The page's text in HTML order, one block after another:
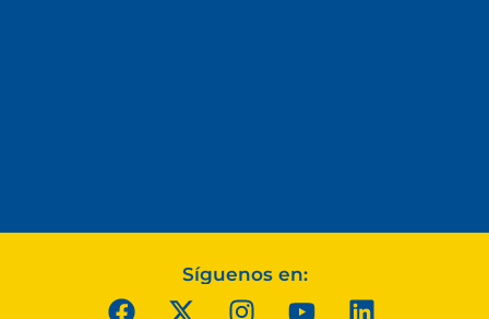
Síguenos en: